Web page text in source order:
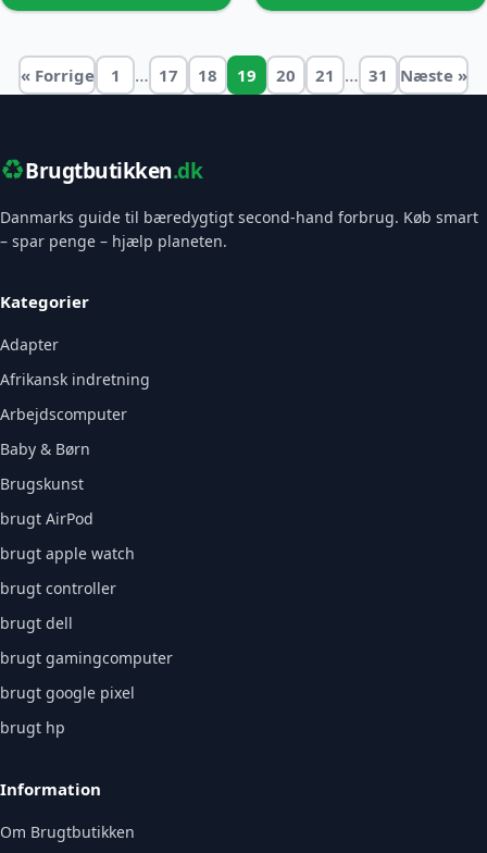
« Forrige 1 … 17 18 19 20 21 … 31 Næste »
♻️Brugtbutikken.dk
Danmarks guide til bæredygtigt second-hand forbrug. Køb smart
– spar penge – hjælp planeten.
Kategorier
Adapter
Afrikansk indretning
Arbejdscomputer
Baby & Børn
Brugskunst
brugt AirPod
brugt apple watch
brugt controller
brugt dell
brugt gamingcomputer
brugt google pixel
brugt hp
Information
Om Brugtbutikken